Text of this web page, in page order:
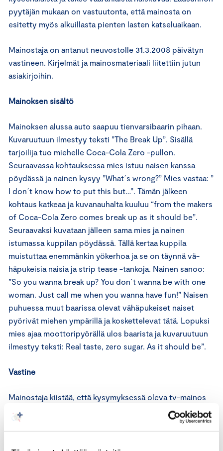
pyytäjän mukaan on vastuutonta, että mainosta on
esitetty myös alkuillasta pienten lasten katseluaikaan.
Mainostaja on antanut neuvostolle 31.3.2008 päivätyn
vastineen. Kirjelmät ja mainosmateriaali liitettiin jutun
asiakirjoihin.
Mainoksen sisältö
Mainoksen alussa auto saapuu tienvarsibaarin pihaan.
Kuvaruutuun ilmestyy teksti ”The Break Up”. Sisällä
tarjoilija tuo miehelle Coca-Cola Zero -pullon.
Seuraavassa kohtauksessa mies istuu naisen kanssa
pöydässä ja nainen kysyy ”What´s wrong?” Mies vastaa: ”
I don´t know how to put this but…”. Tämän jälkeen
kohtaus katkeaa ja kuvanauhalta kuuluu “from the makers
of Coca-Cola Zero comes break up as it should be”.
Seuraavaksi kuvataan jälleen sama mies ja nainen
istumassa kuppilan pöydässä. Tällä kertaa kuppila
muistuttaa enemmänkin yökerhoa ja se on täynnä vä-
häpukeisia naisia ja strip tease -tankoja. Nainen sanoo:
”So you wanna break up? You don´t wanna be with one
woman. Just call me when you wanna have fun!” Naisen
puhuessa muut baarissa olevat vähäpukeiset naiset
pyörivät miehen ympärillä ja koskettelevat tätä. Lopuksi
mies ajaa moottoripyörällä ulos baarista ja kuvaruutuun
ilmestyy teksti: Real taste, zero sugar. As it should be”.
Vastine
Mainostaja kiistää, että kysymyksessä oleva tv-mainos
”Break-up as it should be” olisi hyvän markkinointitavan
vastainen. Mainoksen kohderyhmänä ovat 20–25-
liioitteleva. Katsoja ymmärtää mainoksen karikatyyriksi